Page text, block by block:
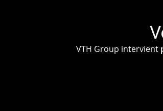
VTH Group intervient